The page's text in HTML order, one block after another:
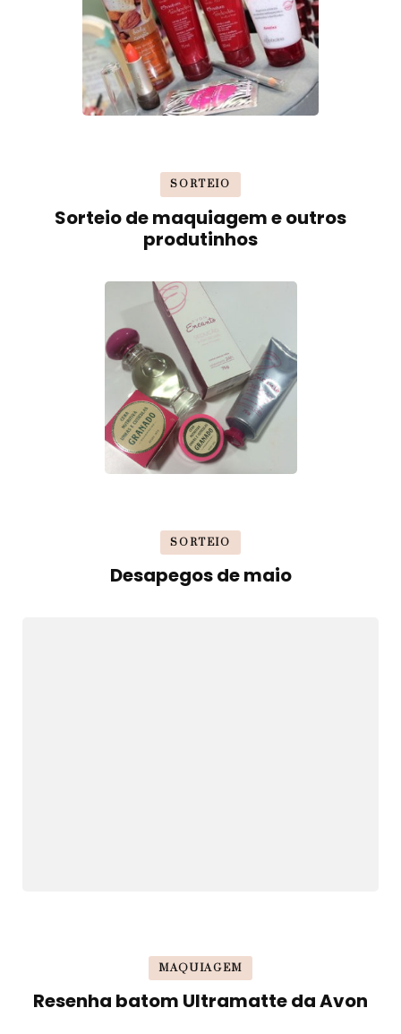
SORTEIO
Sorteio de maquiagem e outros
produtinhos
SORTEIO
Desapegos de maio
MAQUIAGEM
Resenha batom Ultramatte da Avon